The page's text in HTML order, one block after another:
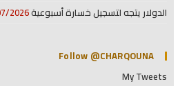
الدولار يتجه لتسجيل خسارة أسبوعية2026
Follow @CHARQOUNA
My Tweets